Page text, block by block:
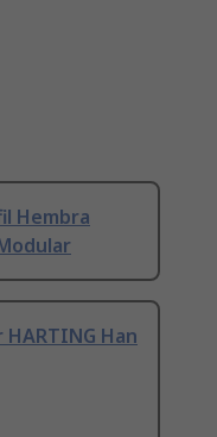
Hembra
Han